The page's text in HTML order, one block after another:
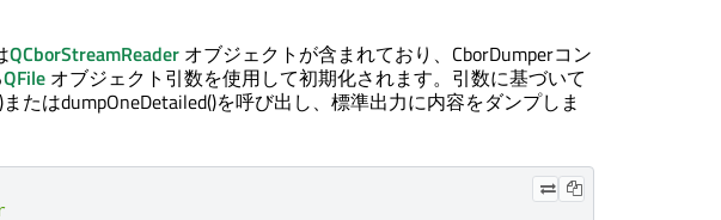
QCborStreamReader オブジェクトが含まれており、CborDumperコン
QFile オブジェクト引数を使用して初期化されます。引数に基づいて
たはdumpOneDetailed()を呼び出し、標準出力に内容をダンプしま